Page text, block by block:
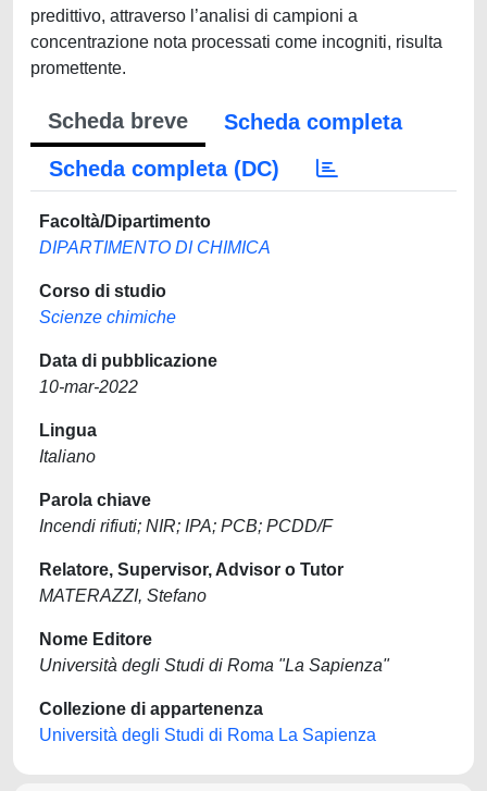
predittivo, attraverso l’analisi di campioni a
concentrazione nota processati come incogniti, risulta
promettente.
Scheda breve
Scheda completa
Scheda completa (DC)
Facoltà/Dipartimento
DIPARTIMENTO DI CHIMICA
Corso di studio
Scienze chimiche
Data di pubblicazione
10-mar-2022
Lingua
Italiano
Parola chiave
Incendi rifiuti; NIR; IPA; PCB; PCDD/F
Relatore, Supervisor, Advisor o Tutor
MATERAZZI, Stefano
Nome Editore
Università degli Studi di Roma "La Sapienza"
Collezione di appartenenza
Università degli Studi di Roma La Sapienza